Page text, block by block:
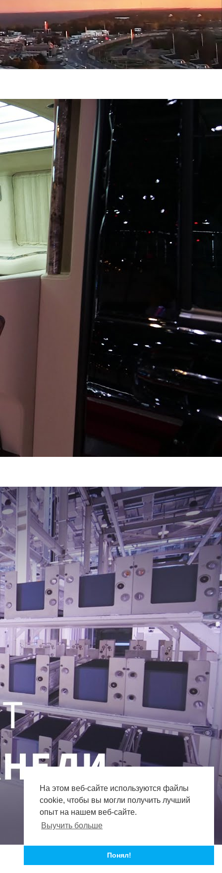
На этом веб-сайте используются файлы
cookie, чтобы вы могли получить лучший
опыт на нашем веб-сайте.
Выучить больше
Понял!